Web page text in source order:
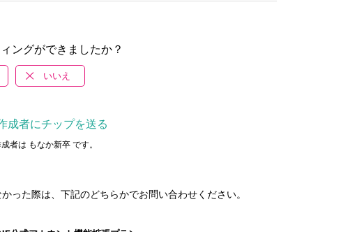
ングができましたか？
いいえ
成者にチップを送る
者は もなか新卒 です。
った際は、下記のどちらかでお問い合わせください。